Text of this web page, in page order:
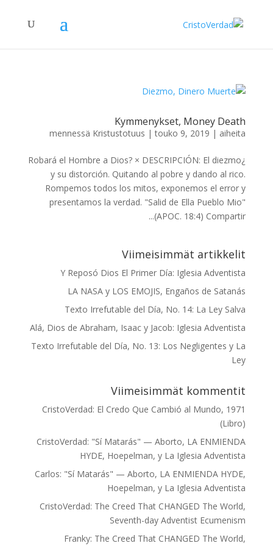
Kymmenykset, Money Death
mennessä Kristustotuus |touko 9, 2019 | aiheita
¿Robará el Hombre a Dios? × DESCRIPCIÓN: El diezmo
y su distorción. Quitando al pobre y dando al rico.
Rompemos todos los mitos, exponemos el error y
presentamos la verdad. "Salid de Ella Pueblo Mio"
(APOC. 18:4) Compartir...
Viimeisimmät artikkelit
Y Reposó Dios El Primer Día: Iglesia Adventista
LA NASA y LOS EMOJIS, Engaños de Satanás
Texto Irrefutable del Día, No. 14: La Ley Salva
Alá, Dios de Abraham, Isaac y Jacob: Iglesia Adventista
Texto Irrefutable del Día, No. 13: Los Negligentes y La
Ley
Viimeisimmät kommentit
CristoVerdad: El Credo Que Cambió al Mundo, 1971
(Libro)
CristoVerdad: "Sí Matarás" — Aborto, LA ENMIENDA
HYDE, Hoepelman, y La Iglesia Adventista
Carlos: "Sí Matarás" — Aborto, LA ENMIENDA HYDE,
Hoepelman, y La Iglesia Adventista
CristoVerdad: The Creed That CHANGED The World,
Seventh-day Adventist Ecumenism
Franky: The Creed That CHANGED The World,